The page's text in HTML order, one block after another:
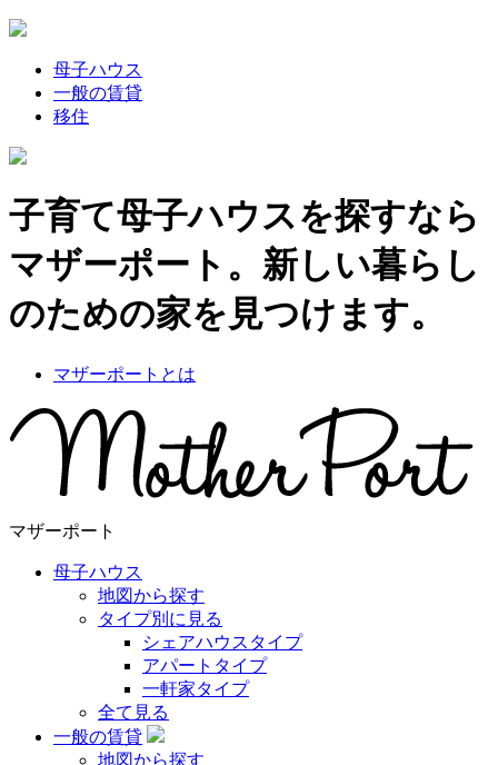
母子ハウス
一般の賃貸
移住
子育て母子ハウスを探すなら
マザーポート。新しい暮らし
のための家を見つけます。
マザーポートとは
マザーポート
母子ハウス
地図から探す
タイプ別に見る
シェアハウスタイプ
アパートタイプ
一軒家タイプ
全て見る
一般の賃貸
地図から探す